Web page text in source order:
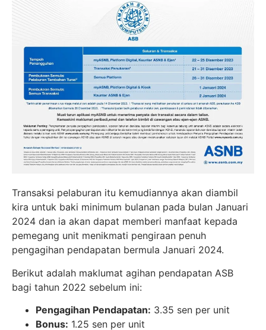
Transaksi pelaburan itu kemudiannya akan diambil
kira untuk baki minimum bulanan pada bulan Januari
2024 dan ia akan dapat memberi manfaat kepada
pemegang unit menikmati pengiraan penuh
pengagihan pendapatan bermula Januari 2024.
Berikut adalah maklumat agihan pendapatan ASB
bagi tahun 2022 sebelum ini:
Pengagihan Pendapatan: 3.35 sen per unit
Bonus: 1.25 sen per unit